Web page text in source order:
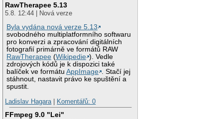
RawTherapee 5.13
5.8. 12:44 | Nová verze
Byla vydána nová verze 5.13
svobodného multiplatformního softwaru
pro konverzi a zpracování digitálních
fotografií primárně ve formátů RAW
RawTherapee (Wikipedie ). Vedle
zdrojových kódů je k dispozici také
balíček ve formátuAppImage . Stačí jej
stáhnout, nastavit právo ke spuštění a
spustit.
Ladislav Hagara| Komentářů: 0
FFmpeg 9.0 "Lei"